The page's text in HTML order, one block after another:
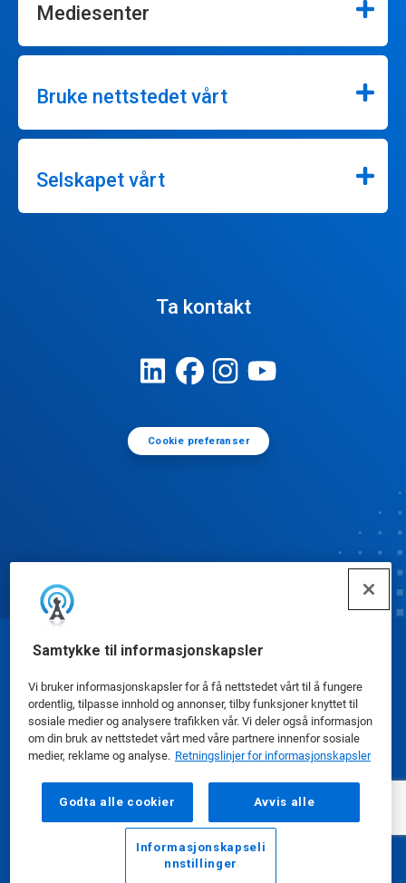
Samtykke til informasjonskapsler
Vi bruker informasjonskapsler for å få nettstedet vårt til å fungere
ordentlig, tilpasse innhold og annonser, tilby funksjoner knyttet til
sosiale medier og analysere trafikken vår. Vi deler også informasjon
om din bruk av nettstedet vårt med våre partnere innenfor sosiale
medier, reklame og analyse. Retningslinjer for informasjonskapsler
Godta alle cookier Avvis alle
Informasjonskapseli
nnstillinger
Mediesenter
Bruke nettstedet vårt
Selskapet vårt
Ta kontakt
Cookie preferanser
© Ecolab Inc. 2025
Sikkerhetsdatablad|Personvernerklæring|
Bruksvilkår